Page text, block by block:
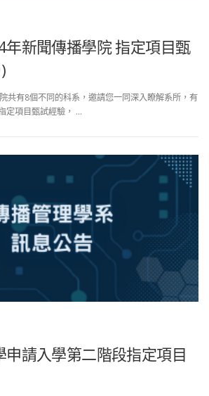
年新聞傳播學院 指定項目甄
共有8個不同的科系，邀請您一同深入瞭解系所，有
定項目甄試經驗， …
申請入學第二階段指定項目